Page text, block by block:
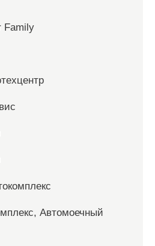
Family
Автомоечный